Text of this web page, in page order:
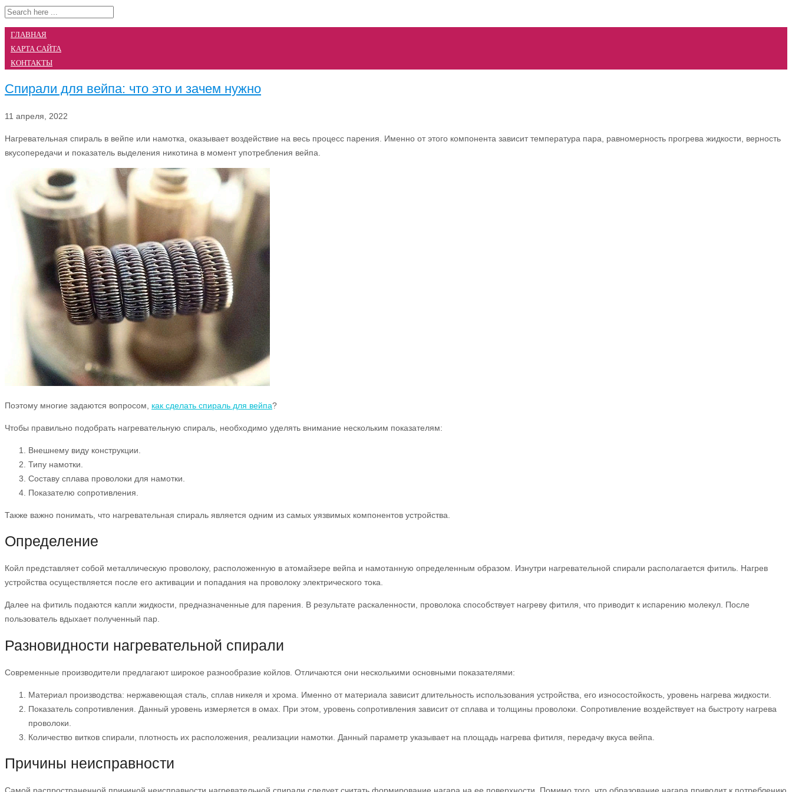
ГЛАВНАЯ
КАРТА САЙТА
КОНТАКТЫ
Спирали для вейпа: что это и зачем нужно
11 апреля, 2022
Нагревательная спираль в вейпе или намотка, оказывает воздействие на весь процесс парения. Именно от этого компонента зависит температура пара, равномерность прогрева жидкости, верность
вкусопередачи и показатель выделения никотина в момент употребления вейпа.
Поэтому многие задаются вопросом, как сделать спираль для вейпа?
Чтобы правильно подобрать нагревательную спираль, необходимо уделять внимание нескольким показателям:
Внешнему виду конструкции.
Типу намотки.
Составу сплава проволоки для намотки.
Показателю сопротивления.
Также важно понимать, что нагревательная спираль является одним из самых уязвимых компонентов устройства.
Определение
Койл представляет собой металлическую проволоку, расположенную в атомайзере вейпа и намотанную определенным образом. Изнутри нагревательной спирали располагается фитиль. Нагрев
устройства осуществляется после его активации и попадания на проволоку электрического тока.
Далее на фитиль подаются капли жидкости, предназначенные для парения. В результате раскаленности, проволока способствует нагреву фитиля, что приводит к испарению молекул. После
пользователь вдыхает полученный пар.
Разновидности нагревательной спирали
Современные производители предлагают широкое разнообразие койлов. Отличаются они несколькими основными показателями:
Материал производства: нержавеющая сталь, сплав никеля и хрома. Именно от материала зависит длительность использования устройства, его износостойкость, уровень нагрева жидкости.
Показатель сопротивления. Данный уровень измеряется в омах. При этом, уровень сопротивления зависит от сплава и толщины проволоки. Сопротивление воздействует на быстроту нагрева
проволоки.
Количество витков спирали, плотность их расположения, реализации намотки. Данный параметр указывает на площадь нагрева фитиля, передачу вкуса вейпа.
Причины неисправности